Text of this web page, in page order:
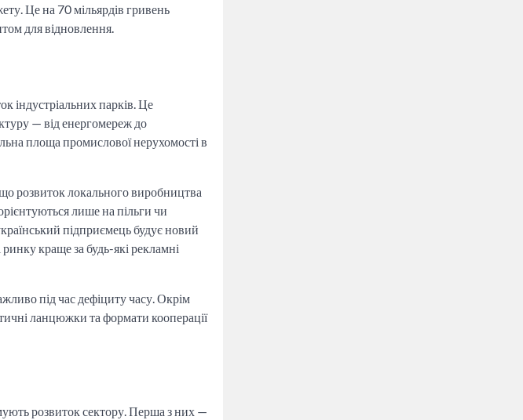
Це на 70 мільярдів гривень
для відновлення.
індустріальних парків. Це
— від енергомереж до
площа промислової нерухомості в
розвиток локального виробництва
лише на пільги чи
підприємець будує новий
краще за будь-які рекламні
під час дефіциту часу. Окрім
ланцюжки та формати кооперації
розвиток сектору. Перша з них —